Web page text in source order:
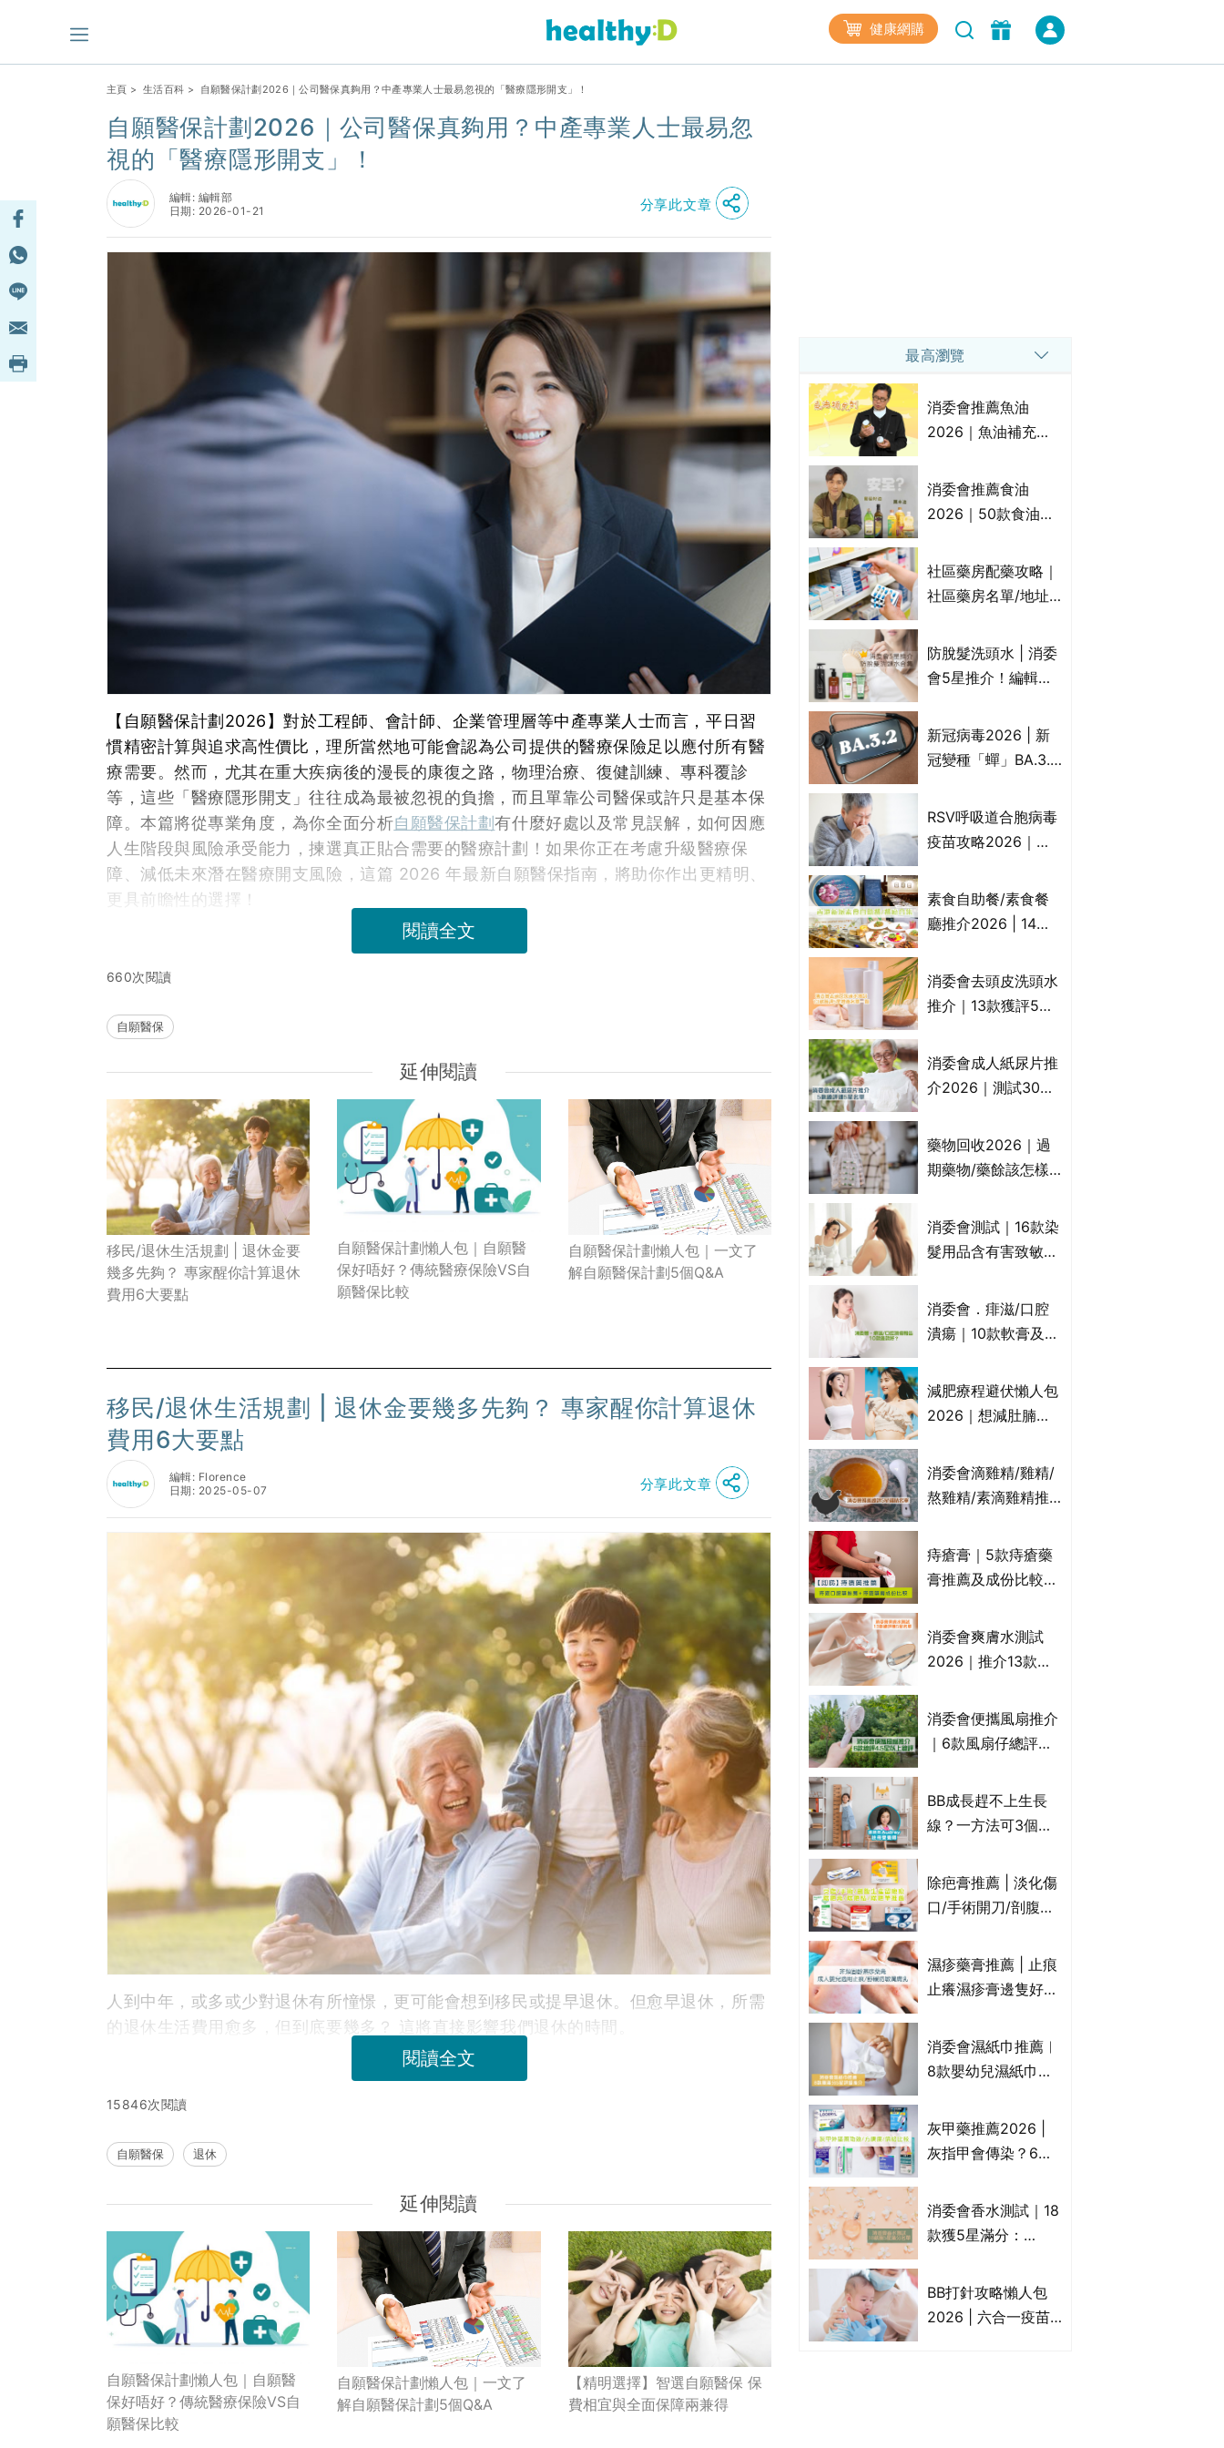
健康網購
主頁 > 生活百科 > 自願醫保計劃2026｜公司醫保真夠用？中產專業人士最易忽視的「醫療隱形開支」！
自願醫保計劃2026｜公司醫保真夠用？中產專業人士最易忽
視的「醫療隱形開支」！
編輯: 編輯部
日期: 2026-01-21
分享此文章
【自願醫保計劃2026】對於工程師、會計師、企業管理層等中產專業人士而言，平日習
慣精密計算與追求高性價比，理所當然地可能會認為公司提供的醫療保險足以應付所有醫
療需要。然而，尤其在重大疾病後的漫長的康復之路，物理治療、復健訓練、專科覆診
等，這些「醫療隱形開支」往往成為最被忽視的負擔，而且單靠公司醫保或許只是基本保
障。本篇將從專業角度，為你全面分析自願醫保計劃有什麼好處以及常見誤解，如何因應
人生階段與風險承受能力，揀選真正貼合需要的醫療計劃！如果你正在考慮升級醫療保
障、減低未來潛在醫療開支風險，這篇 2026 年最新自願醫保指南，將助你作出更精明、
更具前瞻性的選擇！
閱讀全文
660次閱讀
自願醫保
延伸閱讀
移民/退休生活規劃 | 退休金要
幾多先夠？ 專家醒你計算退休
費用6大要點
自願醫保計劃懶人包｜自願醫
保好唔好？傳統醫療保險VS自
願醫保比較
自願醫保計劃懶人包｜一文了
解自願醫保計劃5個Q&A
移民/退休生活規劃 | 退休金要幾多先夠？ 專家醒你計算退休
費用6大要點
編輯: Florence
日期: 2025-05-07
分享此文章
人到中年，或多或少對退休有所憧憬，更可能會想到移民或提早退休。但愈早退休，所需
的退休生活費用愈多，但到底要幾多？ 這將直接影響我們退休的時間。
閱讀全文
15846次閱讀
自願醫保 退休
延伸閱讀
自願醫保計劃懶人包｜自願醫
保好唔好？傳統醫療保險VS自
願醫保比較
自願醫保計劃懶人包｜一文了
解自願醫保計劃5個Q&A
【精明選擇】智選自願醫保 保
費相宜與全面保障兩兼得
最高瀏覽
消委會推薦魚油
2026｜魚油補充劑
名單｜附1款國際魚
油標準5星認證 針對
消委會推薦食油
2026｜50款食油評
物｜21款健康煮食油
總評達5星滿分名單
花籽油/花生油等)
社區藥房配藥攻略｜
社區藥房名單/地址/
法一覽表｜社區藥房
是甚麼？可以申請藥
防脫髮洗頭水 | 消委
會5星推介！編輯加
比較：位元堂、呂、
PANTOGAR、純素
新冠病毒2026 | 新
冠變種「蟬」BA.3.2
播、風險與預防方法
一文睇
RSV呼吸道合胞病毒
疫苗攻略2026｜
高危？RSV疫苗價錢
比較、打針後反應處
素食自助餐/素食餐
廳推介2026 | 14間
中式/印度/東南亞/港
式/Fusion素食齋菜
消委會去頭皮洗頭水
推介｜13款獲評5星
KLORANE、沙宣、
呂、LUX等上榜｜4
消委會成人紙尿片推
介2026｜測試30款
滲墊防漏表現/回滲/
化學物質檢測等｜5
藥物回收2026｜過
期藥物/藥餘該怎樣
地點一覽｜屈臣氏、
萬寧、首衛、綠領行
消委會測試｜16款染
髮用品含有害致敏物
介!50惠、Return回
本、Furnte、Rerise
消委會．痱滋/口腔
潰瘍｜10款軟膏及啫
屬處方藥物？有哪些
受關注成分？｜必知
減肥療程避伏懶人包
2026｜想減肚腩但
VS不良黑店5大手法
對比｜SLIMTONE減
消委會滴雞精/雞精/
熬雞精/素滴雞精推
款含致癌物 9款總評
達5星滿分名單 屈臣
痔瘡膏｜5款痔瘡藥
膏推薦及成份比較
有效紓緩痔瘡疼痛痕
癢｜附痔瘡成因及病
消委會爽膚水測試
2026｜推介13款總
Cetaphil、The
Ordinary、
消委會便攜風扇推介
｜6款風扇仔總評達
品 MUJI、
Francfranc、
BB成長趕不上生長
線？一方法可3個月
懂得把握1歲起「長
高黃金期」
除疤膏推薦 | 淡化傷
口/手術開刀/剖腹生
藥膏/除疤筆/除疤貼
比較（消委會教揀選
濕疹藥膏推薦 | 止痕
止癢濕疹膏邊隻好？
膏/濕疹膏 嬰兒BB濕
疹皮膚適用！紓緩防
一覽)
消委會濕紙巾推薦︱
8款嬰幼兒濕紙巾獲
屈臣氏watsons、強
生Johnson's等｜測
灰甲藥推薦2026 |
灰指甲會傳染？6款
膏/抗甲癬油劑的功
效/價格比較：羅霉
消委會香水測試｜18
款獲5星滿分：
ARMANI、Marks &
Spencer、CHANEL
BB打針攻略懶人包
2026 | 六合一疫苗